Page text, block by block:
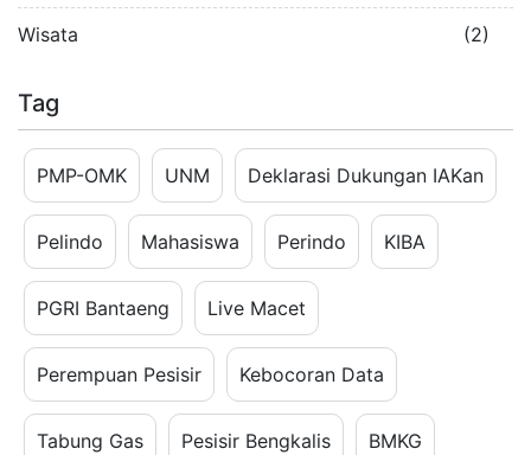
Wisata (2)
Tag
PMP-OMK UNM Deklarasi Dukungan IAKan
Pelindo Mahasiswa Perindo KIBA
PGRI Bantaeng Live Macet
Perempuan Pesisir Kebocoran Data
Tabung Gas Pesisir Bengkalis BMKG